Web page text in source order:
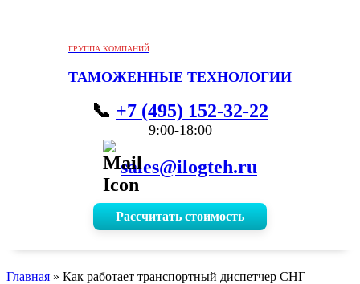
ГРУППА КОМПАНИЙ
ТАМОЖЕННЫЕ ТЕХНОЛОГИИ
+7 (495) 152-32-22
9:00-18:00
sales@ilogteh.ru
Рассчитать стоимость
Главная » Как работает транспортный диспетчер СНГ